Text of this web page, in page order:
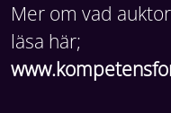
Mer om vad
läsa här;